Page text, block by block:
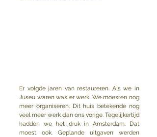
Er volgde jaren van restaureren. Als we in
Juseu waren was er werk. We moesten nog
meer organiseren. Dit huis betekende nog
veel meer werk dan ons vorige. Tegelijkertijd
hadden we het druk in Amsterdam. Dat
moest ook. Geplande uitgaven werden